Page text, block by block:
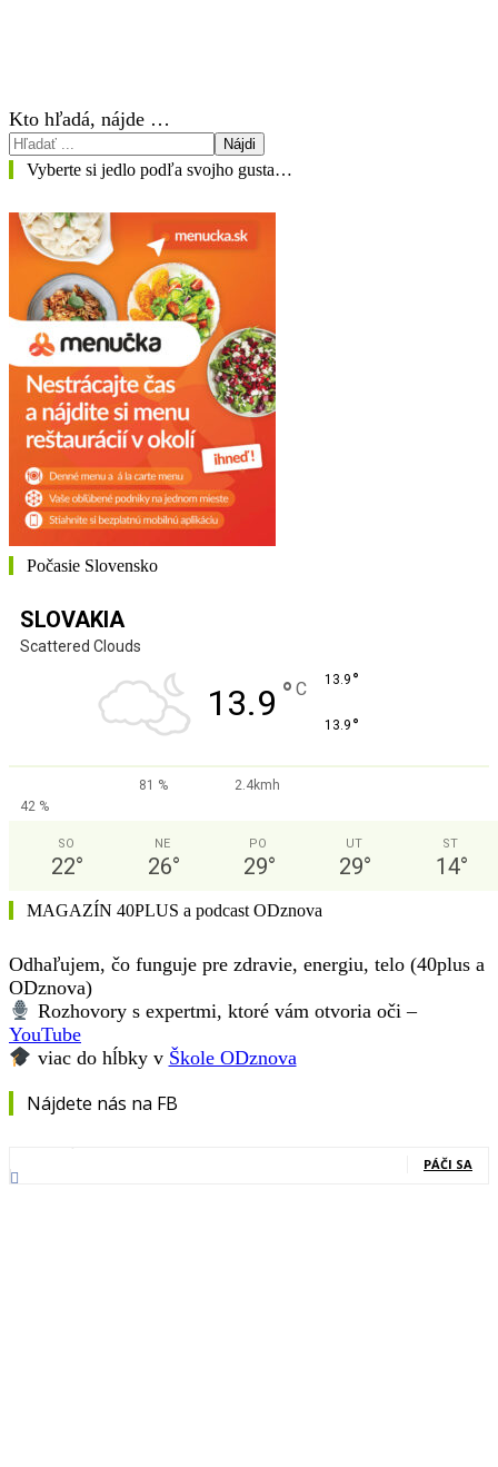
Kto hľadá, nájde …
Nájdi
Vyberte si jedlo podľa svojho gusta…
Počasie Slovensko
SLOVAKIA
Scattered Clouds
13.9 ° C 13.9 °
13.9 °
81 %
2.4kmh
42 %
SO
22°
NE
26°
PO
29°
UT
29°
ST
14°
MAGAZÍN 40PLUS a podcast ODznova
Odhaľujem, čo funguje pre zdravie, energiu, telo (40plus a
ODznova)
Rozhovory s expertmi, ktoré vám otvoria oči –
YouTube
viac do hĺbky v Škole ODznova
Nájdete nás na FB
PÁČI SA